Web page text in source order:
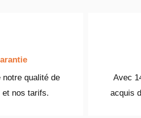
notre qualité de
nos tarifs.
Avec
acquis